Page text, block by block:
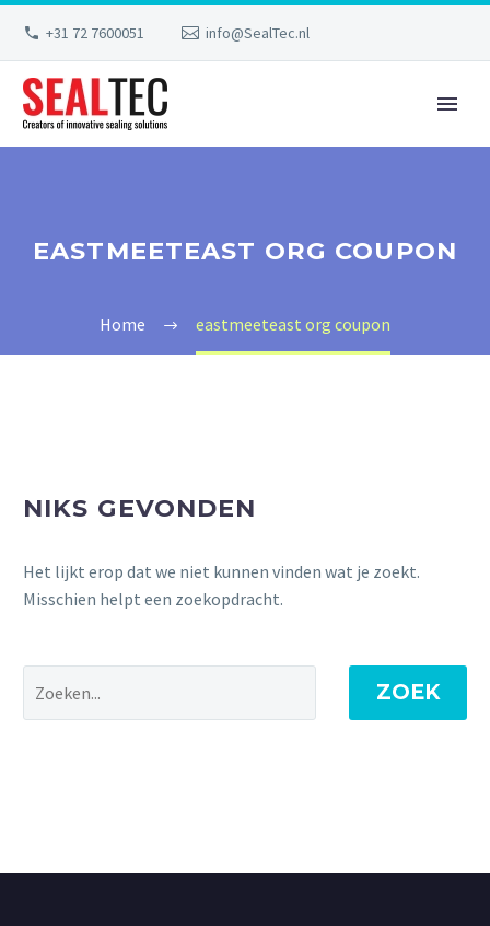
+31 72 7600051 info@SealTec.nl
EASTMEETEAST ORG COUPON
Home eastmeeteast org coupon
NIKS GEVONDEN
Het lijkt erop dat we niet kunnen vinden wat je zoekt.
Misschien helpt een zoekopdracht.
ZOEK